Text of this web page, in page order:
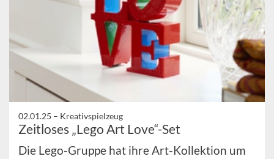
02.01.25 – Kreativspielzeug
Zeitloses „Lego Art Love“-Set
Die Lego-Gruppe hat ihre Art-Kollektion um